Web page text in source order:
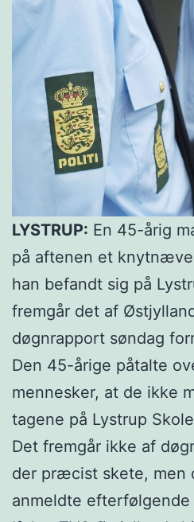
LYSTRUP: En 45-årig
på aftenen et
han befandt sig på
fremgår det af
døgnrapport søndag
Den 45-årige påtalte
mennesker, at de ikke
tagene på Lystrup
Det fremgår ikke af
der præcist skete, men
anmeldte